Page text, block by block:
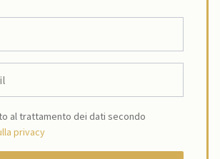
al trattamento dei dati secondo
privacy